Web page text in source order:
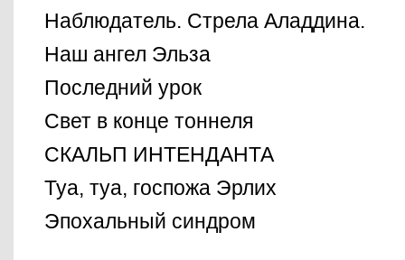
Наблюдатель. Стрела Аладдина.
Наш ангел Эльза
Последний урок
Свет в конце тоннеля
СКАЛЬП ИНТЕНДАНТА
Туа, туа, госпожа Эрлих
Эпохальный синдром